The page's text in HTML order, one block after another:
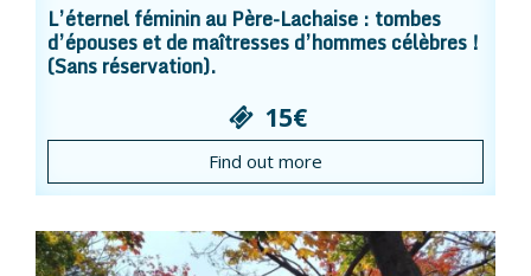
L’éternel féminin au Père-Lachaise : tombes
d’épouses et de maîtresses d’hommes célèbres !
(Sans réservation).
15€
Find out more